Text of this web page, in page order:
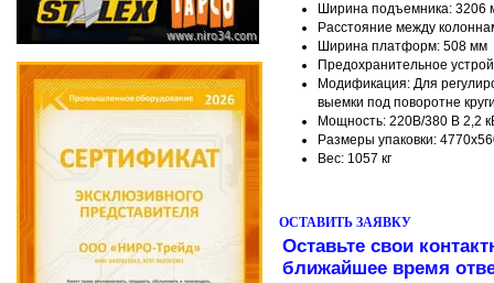
Ширина подъемника: 3206
Расстояние между
Ширина платформ: 508 мм
Предохранительное
Модификация: Для
выемки под поворотне
Мощность: 220В/380 В 2,2
Размеры упаковки:
Вес: 1057 кг
ОСТАВИТЬ ЗАЯВКУ
Оставьте свои
ближайшее время